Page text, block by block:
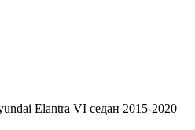
Elantra VI седан 2015-2020